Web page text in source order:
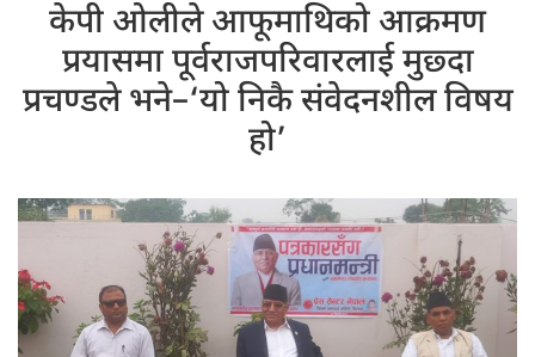
केपी ओलीले आफूमाथिको आक्रमण
प्रयासमा पूर्वराजपरिवारलाई मुछ्दा
प्रचण्डले भने–‘यो निकै संवेदनशील विषय
हो’